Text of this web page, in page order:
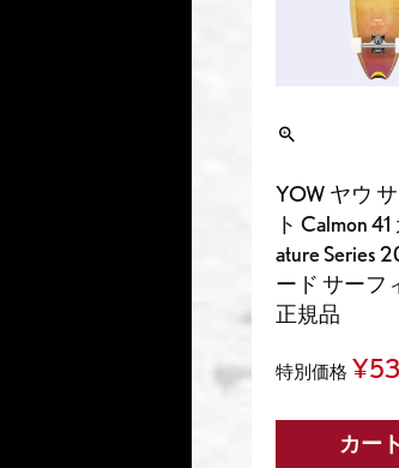
YOW ヤウ
ト Calmon
ature Series
ード サーフ
正規品
特別価格 ¥
カー